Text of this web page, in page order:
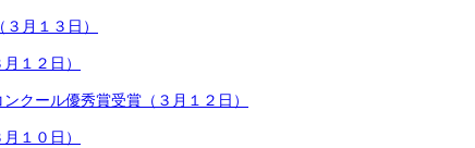
月１３日）
１２日）
クール優秀賞受賞（３月１２日）
１０日）